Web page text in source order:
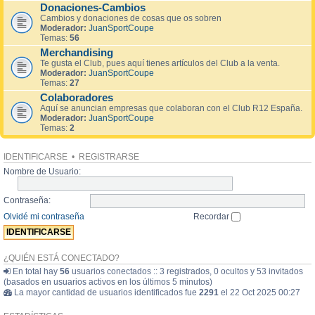
Donaciones-Cambios
Cambios y donaciones de cosas que os sobren
Moderador: JuanSportCoupe
Temas: 56
Merchandising
Te gusta el Club, pues aquí tienes artículos del Club a la venta.
Moderador: JuanSportCoupe
Temas: 27
Colaboradores
Aquí se anuncian empresas que colaboran con el Club R12 España.
Moderador: JuanSportCoupe
Temas: 2
IDENTIFICARSE • REGISTRARSE
Nombre de Usuario:
Contraseña:
Olvidé mi contraseña
Recordar
¿QUIÉN ESTÁ CONECTADO?
En total hay 56 usuarios conectados :: 3 registrados, 0 ocultos y 53 invitados
(basados en usuarios activos en los últimos 5 minutos)
La mayor cantidad de usuarios identificados fue 2291 el 22 Oct 2025 00:27